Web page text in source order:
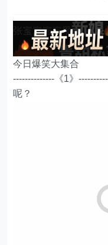
今日爆笑大集合
--------------《1》
呢？